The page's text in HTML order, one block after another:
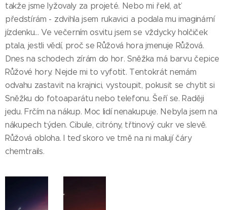
takže jsme lyžovaly za projeté. Nebo mi řekl, ať
předstírám - zdvihla jsem rukavici a podala mu imaginární
jízdenku... Ve večerním osvitu jsem se vždycky holčiček
ptala, jestli vědí, proč se Růžová hora jmenuje Růžová.
Dnes na schodech zírám do hor. Sněžka má barvu čepice
Růžové hory. Nejde mi to vyfotit. Tentokrát nemám
odvahu zastavit na krajnici, vystoupit, pokusit se chytit si
Sněžku do fotoaparátu nebo telefonu. Šeří se. Raději
jedu. Frčím na nákup. Moc lidí nenakupuje. Nebyla jsem na
nákupech týden. Cibule, citróny, třtinový cukr ve slevě.
Růžová obloha. I teď skoro ve tmě na ni malují čáry
chemtrails.